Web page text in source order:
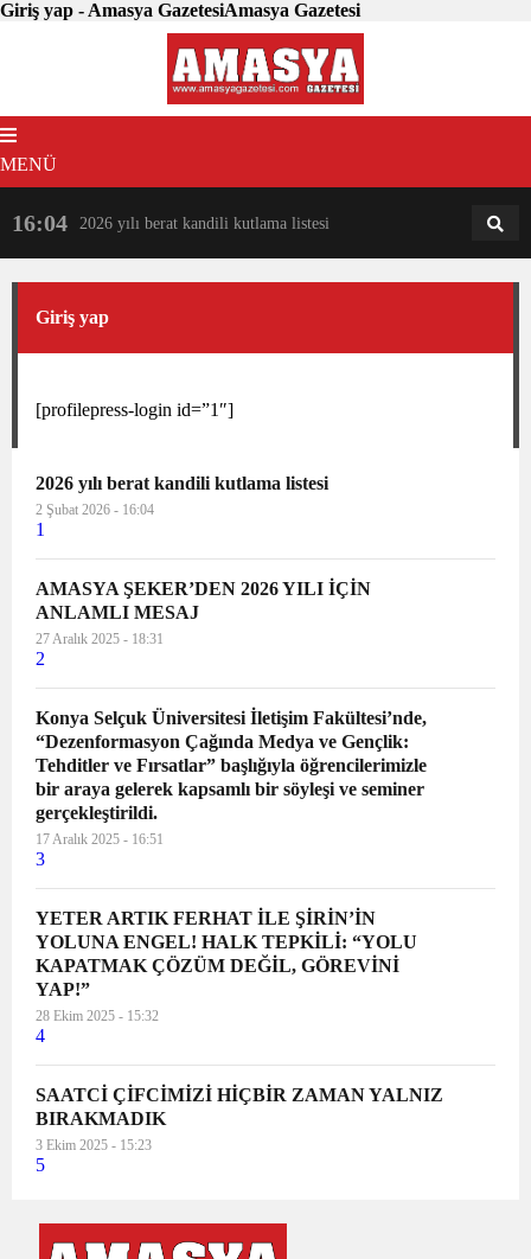
Giriş yap - Amasya GazetesiAmasya Gazetesi
MENÜ
16:04 2026 yılı berat kandili kutlama listesi 18:31
Giriş yap
[profilepress-login id=”1″]
2026 yılı berat kandili kutlama listesi
2 Şubat 2026 - 16:04
1
AMASYA ŞEKER’DEN 2026 YILI İÇİN
ANLAMLI MESAJ
27 Aralık 2025 - 18:31
2
Konya Selçuk Üniversitesi İletişim Fakültesi’nde,
“Dezenformasyon Çağında Medya ve Gençlik:
Tehditler ve Fırsatlar” başlığıyla öğrencilerimizle
bir araya gelerek kapsamlı bir söyleşi ve seminer
gerçekleştirildi.
17 Aralık 2025 - 16:51
3
YETER ARTIK FERHAT İLE ŞİRİN’İN
YOLUNA ENGEL! HALK TEPKİLİ: “YOLU
KAPATMAK ÇÖZÜM DEĞİL, GÖREVİNİ
YAP!”
28 Ekim 2025 - 15:32
4
SAATCİ ÇİFCİMİZİ HİÇBİR ZAMAN YALNIZ
BIRAKMADIK
3 Ekim 2025 - 15:23
5